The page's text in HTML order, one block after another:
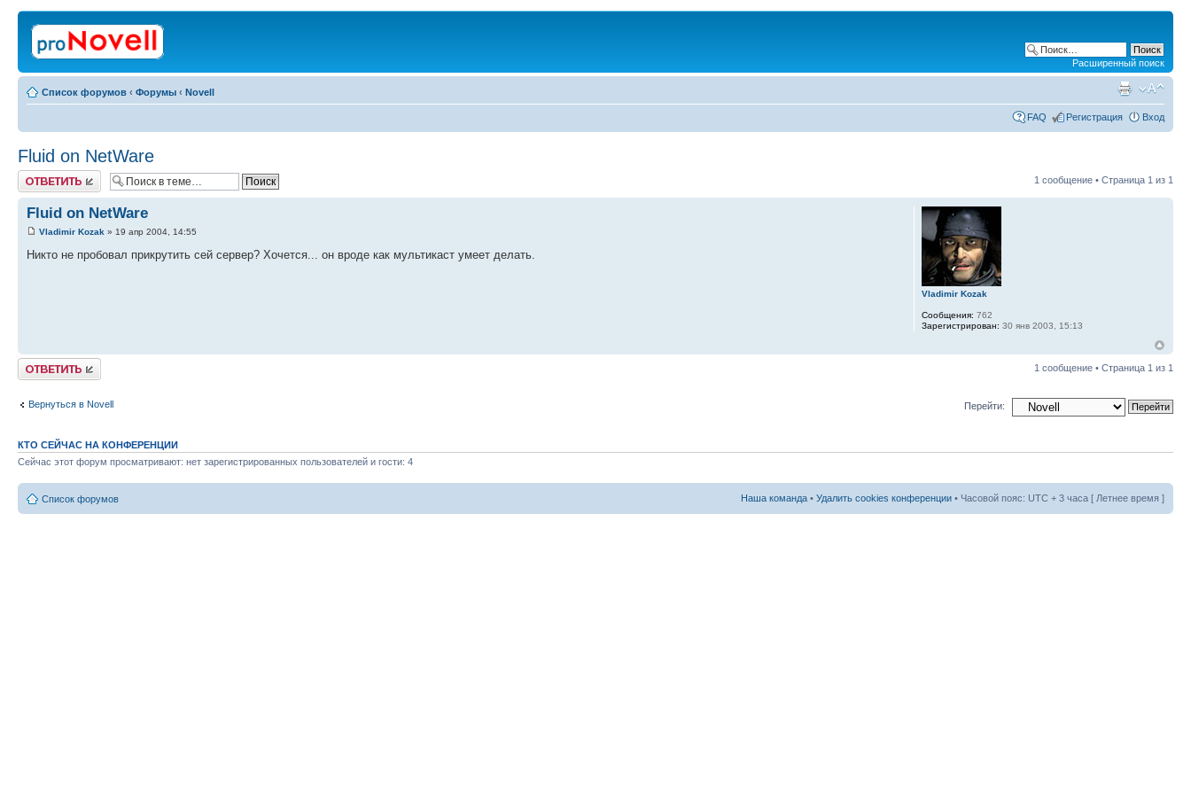
Расширенный поиск
Список форумов ‹ Форумы ‹ Novell
FAQ Регистрация Вход
Fluid on NetWare
Ответить 1 сообщение • Страница 1 из 1
Fluid on NetWare
Vladimir Kozak » 19 апр 2004, 14:55
Никто не пробовал прикрутить сей сервер? Хочется... он вроде как мультикаст умеет делать.
Vladimir Kozak
Сообщения: 762
Зарегистрирован: 30 янв 2003, 15:13
Ответить 1 сообщение • Страница 1 из 1
Вернуться в Novell Перейти:
КТО СЕЙЧАС НА КОНФЕРЕНЦИИ
Сейчас этот форум просматривают: нет зарегистрированных пользователей и гости: 4
Список форумов Наша команда • Удалить cookies конференции • Часовой пояс: UTC + 3 часа [ Летнее время ]